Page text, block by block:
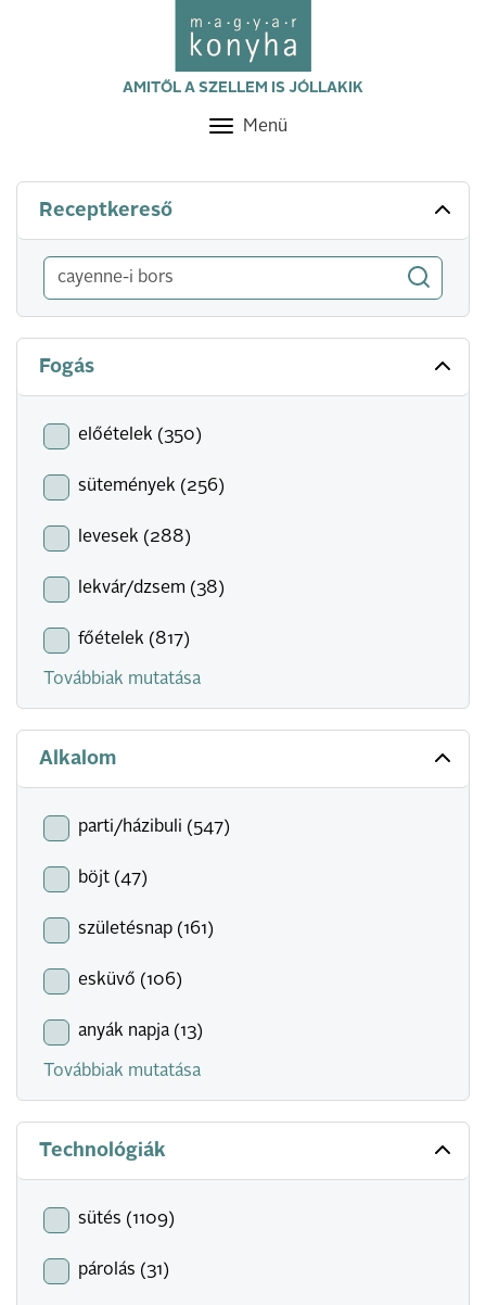
AMITŐL A SZELLEM IS JÓLLAKIK
Toggle
Menü
Receptkereső
Fogás
előételek (350)
sütemények (256)
levesek (288)
lekvár/dzsem (38)
főételek (817)
Továbbiak mutatása
Alkalom
parti/házibuli (547)
böjt (47)
születésnap (161)
esküvő (106)
anyák napja (13)
Továbbiak mutatása
Technológiák
sütés (1109)
párolás (31)